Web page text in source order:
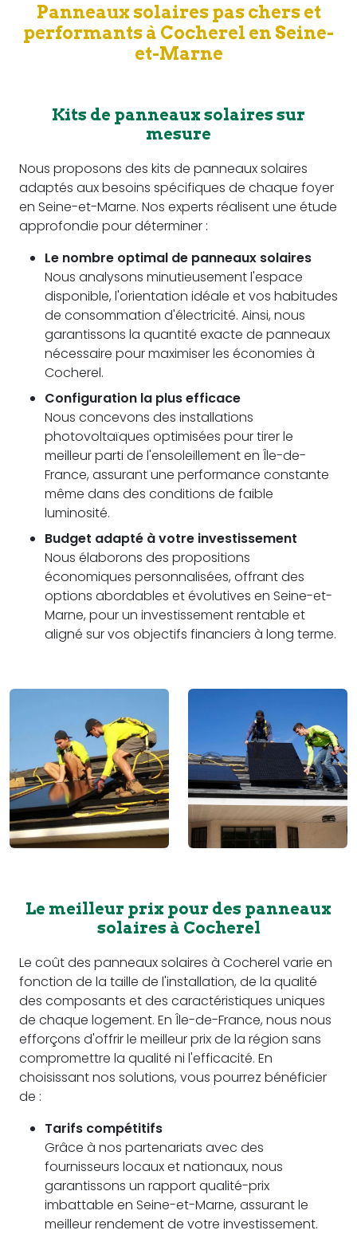
Panneaux solaires pas chers et
performants à Cocherel en Seine-
et-Marne
Kits de panneaux solaires sur
mesure
Nous proposons des kits de panneaux solaires
adaptés aux besoins spécifiques de chaque foyer
en Seine-et-Marne. Nos experts réalisent une étude
approfondie pour déterminer :
Le nombre optimal de panneaux solaires
Nous analysons minutieusement l'espace
disponible, l'orientation idéale et vos habitudes
de consommation d'électricité. Ainsi, nous
garantissons la quantité exacte de panneaux
nécessaire pour maximiser les économies à
Cocherel.
Configuration la plus efficace
Nous concevons des installations
photovoltaïques optimisées pour tirer le
meilleur parti de l'ensoleillement en Île-de-
France, assurant une performance constante
même dans des conditions de faible
luminosité.
Budget adapté à votre investissement
Nous élaborons des propositions
économiques personnalisées, offrant des
options abordables et évolutives en Seine-et-
Marne, pour un investissement rentable et
aligné sur vos objectifs financiers à long terme.
Le meilleur prix pour des panneaux
solaires à Cocherel
Le coût des panneaux solaires à Cocherel varie en
fonction de la taille de l'installation, de la qualité
des composants et des caractéristiques uniques
de chaque logement. En Île-de-France, nous nous
efforçons d'offrir le meilleur prix de la région sans
compromettre la qualité ni l'efficacité. En
choisissant nos solutions, vous pourrez bénéficier
de :
Tarifs compétitifs
Grâce à nos partenariats avec des
fournisseurs locaux et nationaux, nous
garantissons un rapport qualité-prix
imbattable en Seine-et-Marne, assurant le
meilleur rendement de votre investissement.